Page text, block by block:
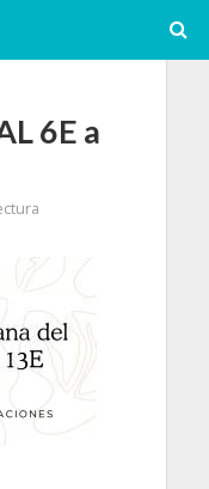
6E a